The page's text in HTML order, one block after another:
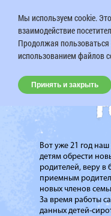
Вот уже 21 год
детям обрести
родителей, веру в
приемным
новых членов
За время работы
данных детей-
Мы используем cookie.
взаимодействие
Продолжая
использованием файлов
Принять и закрыть